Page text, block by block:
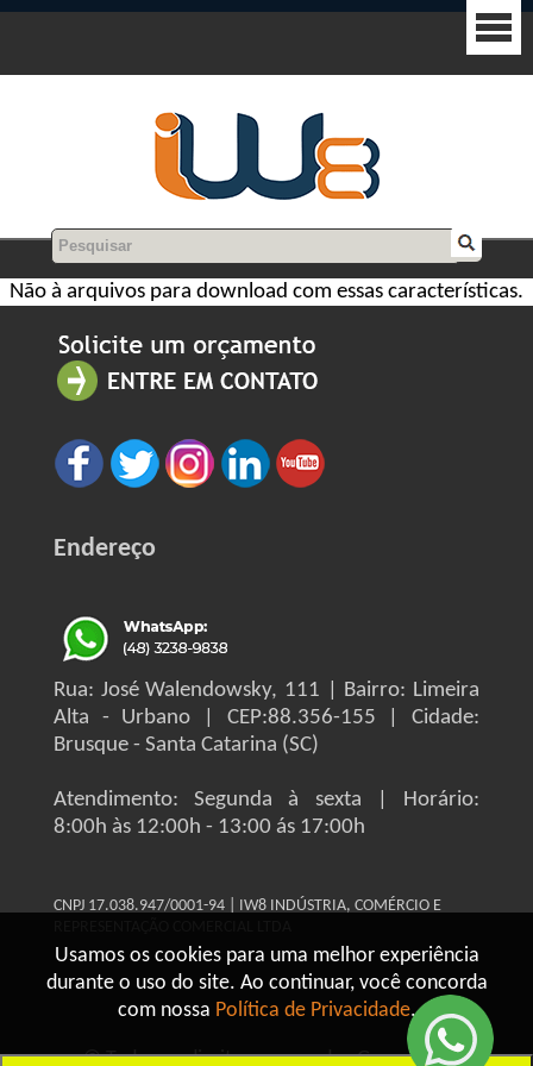
Usamos os cookies para uma melhor experiência
durante o uso do site. Ao continuar, você concorda
com nossa Política de Privacidade.
Não à arquivos para download com essas características.
Endereço
Rua: José Walendowsky, 111 | Bairro: Limeira
Alta - Urbano | CEP:88.356-155 | Cidade:
Brusque - Santa Catarina (SC)
Atendimento: Segunda à sexta | Horário:
8:00h às 12:00h - 13:00 ás 17:00h
CNPJ 17.038.947/0001-94 | IW8 INDÚSTRIA, COMÉRCIO E
© Todos os direitos reservados Grupo IW8